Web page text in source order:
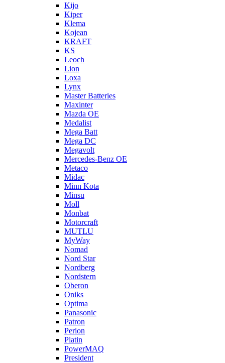
Kijo
Kiper
Klema
Kojean
KRAFT
KS
Leoch
Lion
Loxa
Lynx
Master Batteries
Maxinter
Mazda OE
Medalist
Mega Batt
Mega DC
Megavolt
Mercedes-Benz OE
Metaco
Midac
Minn Kota
Minsu
Moll
Monbat
Motorcraft
MUTLU
MyWay
Nomad
Nord Star
Nordberg
Nordstern
Oberon
Oniks
Optima
Panasonic
Patron
Perion
Platin
PowerMAQ
President